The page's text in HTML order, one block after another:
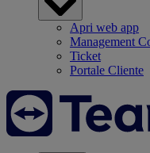
Apri web app
Management
Ticket
Portale Cliente